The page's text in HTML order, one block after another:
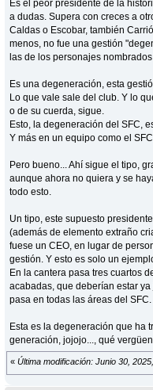
Es el peor presidente de la
a dudas. Supera con creces a
Caldas o Escobar, también
menos, no fue una gestión
las de los personajes
Es una degeneración, esta
Lo que vale sale del club. Y lo
o de su cuerda, sigue.
Esto, la degeneración del SFC,
Y más en un equipo como el
Pero bueno... Ahí sigue el tipo,
aunque ahora no quiera y se
todo esto.
Un tipo, este supuesto
(además de elemento extraño
fuese un CEO, en lugar de
gestión. Y esto es solo un
En la cantera pasa tres cuartos
acabadas, que deberían estar
pasa en todas las áreas del SFC.
Esta es la degeneración que ha
generación, jojojo..., qué
« Última modificación: Junio 30,